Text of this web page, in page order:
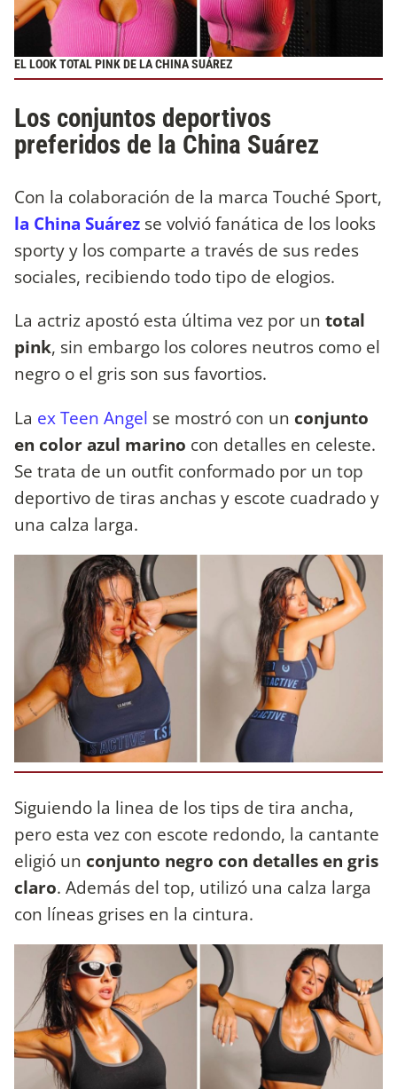
EL LOOK TOTAL PINK DE LA CHINA SUÁREZ
Los conjuntos deportivos
preferidos de la China Suárez
Con la colaboración de la marca Touché Sport,
la China Suárez se volvió fanática de los looks
sporty y los comparte a través de sus redes
sociales, recibiendo todo tipo de elogios.
La actriz apostó esta última vez por un total
pink, sin embargo los colores neutros como el
negro o el gris son sus favortios.
La ex Teen Angel se mostró con un conjunto
en color azul marino con detalles en celeste.
Se trata de un outfit conformado por un top
deportivo de tiras anchas y escote cuadrado y
una calza larga.
Siguiendo la linea de los tips de tira ancha,
pero esta vez con escote redondo, la cantante
eligió un conjunto negro con detalles en gris
claro. Además del top, utilizó una calza larga
con líneas grises en la cintura.